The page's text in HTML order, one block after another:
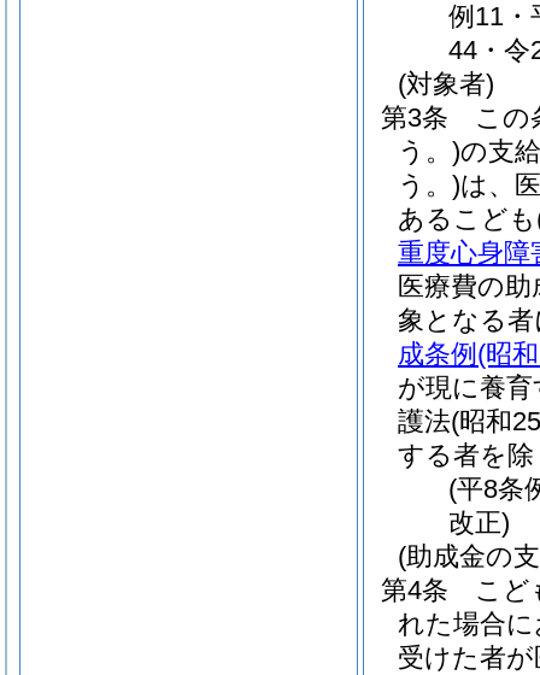
例11・
44・令
(対象者)
第3条
この
う。)の支
う。)は、
あるこども
重度心身障
医療費の
象となる
成条例 (昭
が現に養
護法(昭和
する者を除
(平8条
改正)
(助成金の
第4条
こど
れた場合
受けた者